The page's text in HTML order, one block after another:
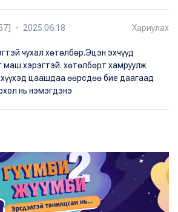
・ 2025.06.18 Хариулах
чухал хөтөлбөр.Эцэн эхчүүд
маш хэрэгтэй. хөтөлбөрт хамруулж
цаашдаа өөрсдөө бие даагаад
нь нэмэгдэнэ